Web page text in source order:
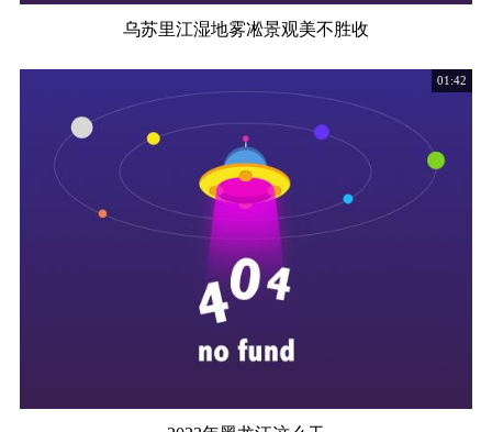
乌苏里江湿地雾凇景观美不胜收
01:42